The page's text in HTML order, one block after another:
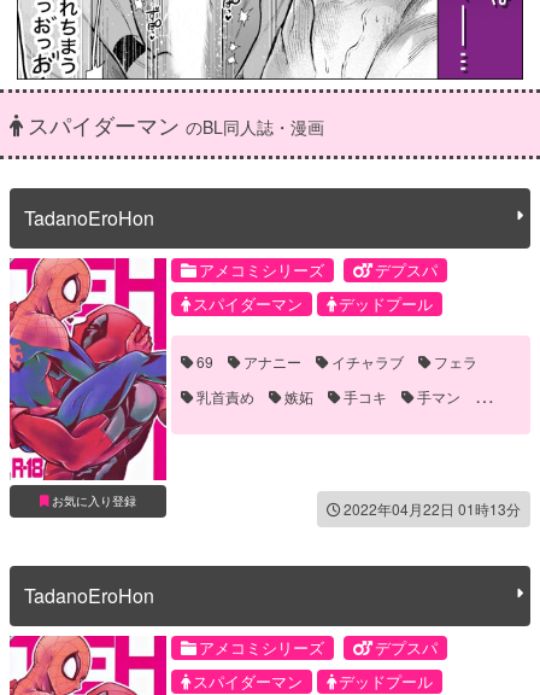
スパイダーマン のBL同人誌・漫画
TadanoEroHon
お気に入り登録
アメコミシリーズ
デプスパ
スパイダーマン
デッドプール
69 アナニー イチャラブ
フェラ
乳首責め
嫉妬 手コキ
手マン
雌イキ
2022年04月22日 01時13分
TadanoEroHon
アメコミシリーズ
デプスパ
スパイダーマン
デッドプール